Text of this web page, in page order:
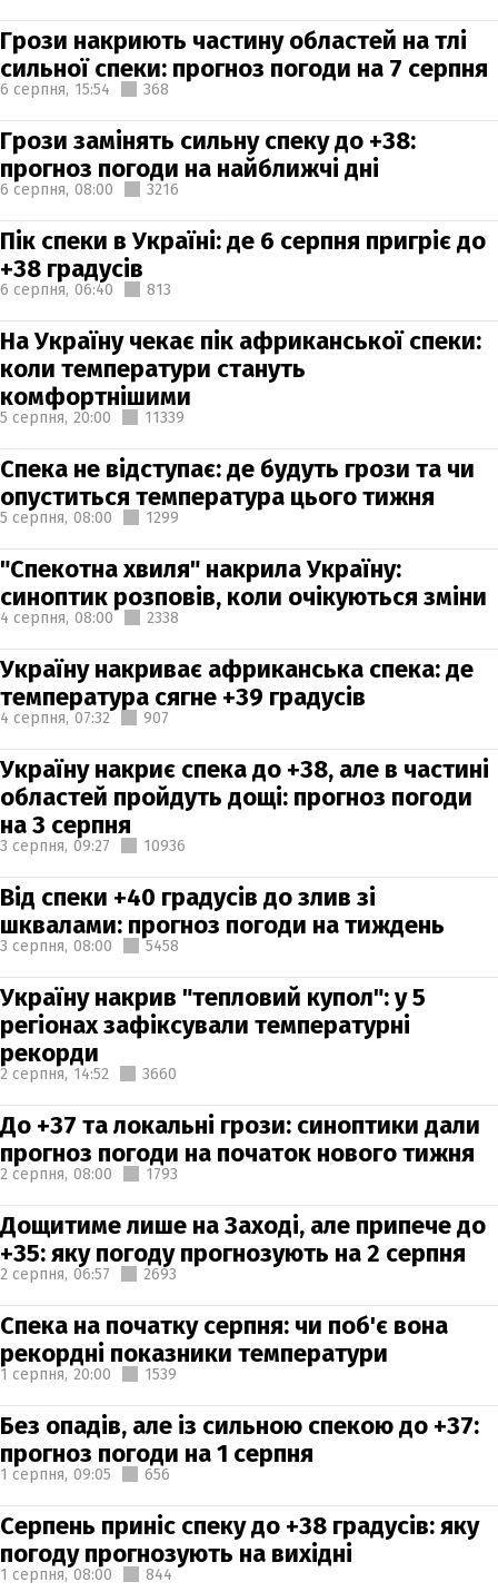
Грози накриють частину областей на тлі
сильної спеки: прогноз погоди на 7 серпня
6 серпня, 15:54 368
Грози замінять сильну спеку до +38:
прогноз погоди на найближчі дні
6 серпня, 08:00 3216
Пік спеки в Україні: де 6 серпня пригріє до
+38 градусів
6 серпня, 06:40 813
На Україну чекає пік африканської спеки:
коли температури стануть
комфортнішими
5 серпня, 20:00 11339
Спека не відступає: де будуть грози та чи
опуститься температура цього тижня
5 серпня, 08:00 1299
"Спекотна хвиля" накрила Україну:
синоптик розповів, коли очікуються зміни
4 серпня, 08:00 2338
Україну накриває африканська спека: де
температура сягне +39 градусів
4 серпня, 07:32 907
Україну накриє спека до +38, але в частині
областей пройдуть дощі: прогноз погоди
на 3 серпня
3 серпня, 09:27 10936
Від спеки +40 градусів до злив зі
шквалами: прогноз погоди на тиждень
3 серпня, 08:00 5458
Україну накрив "тепловий купол": у 5
регіонах зафіксували температурні
рекорди
2 серпня, 14:52 3660
До +37 та локальні грози: синоптики дали
прогноз погоди на початок нового тижня
2 серпня, 08:00 1793
Дощитиме лише на Заході, але припече до
+35: яку погоду прогнозують на 2 серпня
2 серпня, 06:57 2693
Спека на початку серпня: чи поб'є вона
рекордні показники температури
1 серпня, 20:00 1539
Без опадів, але із сильною спекою до +37:
прогноз погоди на 1 серпня
1 серпня, 09:05 656
Серпень приніс спеку до +38 градусів: яку
погоду прогнозують на вихідні
1 серпня, 08:00 844